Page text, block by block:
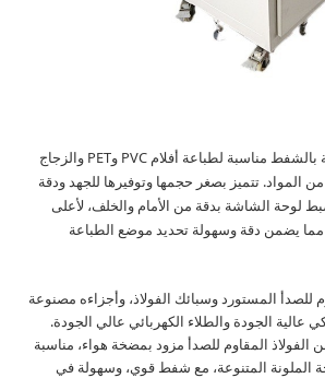
آلة طباعة الشاشة اليدوية بالشفط مناسبة لطباعة أفلام PVC وPET والزجاج
من المواد. تتميز بصغر حجمها وتوفيرها للجهد ودقة
لوحة الشاشة بدقة من الأمام والخلف، لأعلى
مما يضمن دقة وسهولة تحديد موضع الطباعة
للصدأ المستورد وسبائك الفولاذ، وأجزاءه مصنوعة
عالية الجودة والطلاء الكهربائي عالي الجودة.
المقاوم للصدأ مزود بمضخة هواء، مناسبة
الملونة المتنوعة، مع شفط قوي، وسهولة في